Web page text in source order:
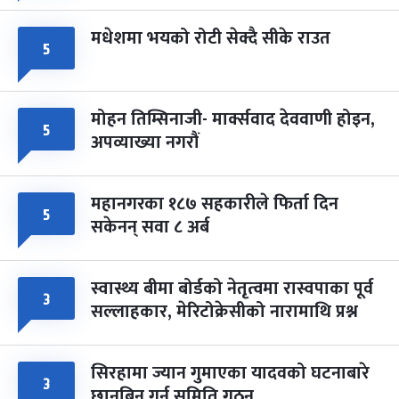
५ मधेशमा भयको रोटी सेक्दै सीके राउत
५ मोहन तिम्सिनाजी- मार्क्सवाद देववाणी होइन,
अपव्याख्या नगरौं
५ महानगरका १८७ सहकारीले फिर्ता दिन
सकेनन् सवा ८ अर्ब
३ स्वास्थ्य बीमा बोर्डको नेतृत्वमा रास्वपाका पूर्व
सल्लाहकार, मेरिटोक्रेसीको नारामाथि प्रश्न
३ सिरहामा ज्यान गुमाएका यादवको घटनाबारे